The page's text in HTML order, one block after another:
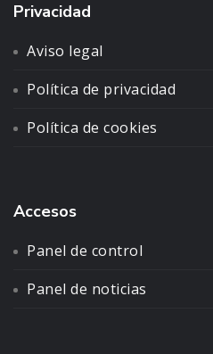
Privacidad
Aviso legal
Política de privacidad
Política de cookies
Accesos
Panel de control
Panel de noticias